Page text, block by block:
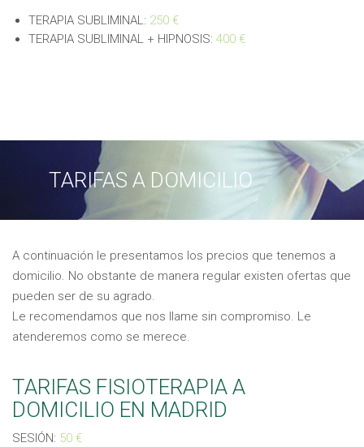
TERAPIA SUBLIMINAL: 250 €
TERAPIA SUBLIMINAL + HIPNOSIS: 400 €
TARIFAS A DOMICILIO
A continuación le presentamos los precios que tenemos a
domicilio. No obstante de manera regular existen ofertas que
pueden ser de su agrado.
Le recomendamos que nos llame sin compromiso. Le
atenderemos como se merece.
TARIFAS FISIOTERAPIA A
DOMICILIO EN MADRID
SESIÓN: 50 €